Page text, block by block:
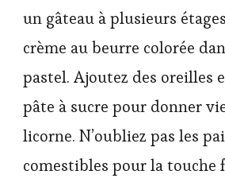
un gâteau à plusieurs
crème au beurre colorée
pastel. Ajoutez des oreilles
pâte à sucre pour donner
licorne. N’oubliez pas les
comestibles pour la touche